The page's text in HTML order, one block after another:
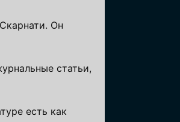
Он
статьи,
есть как